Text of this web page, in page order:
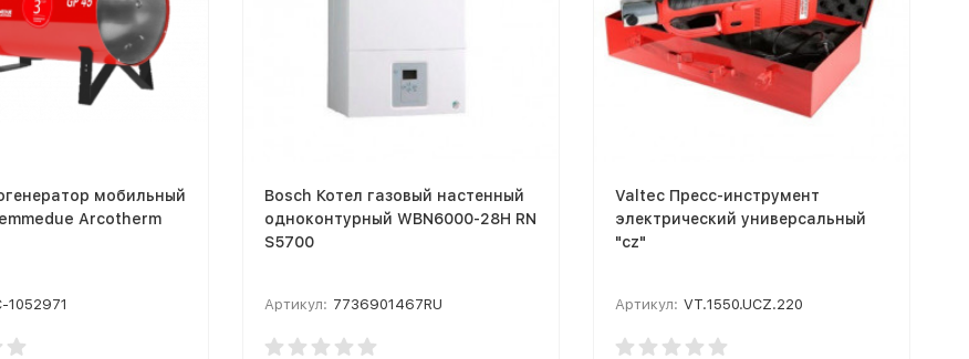
мобильный
Arcotherm
1052971
Bosch Котел газовый настенный
одноконтурный WBN6000-28H RN
S5700
Артикул: 7736901467RU
Valtec Пресс-инструмент
электрический универсальный
"cz"
Артикул: VT.1550.UCZ.220